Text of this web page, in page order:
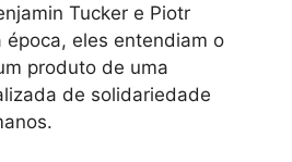
Tucker e Piotr
época, eles entendiam o
produto de uma
de solidariedade